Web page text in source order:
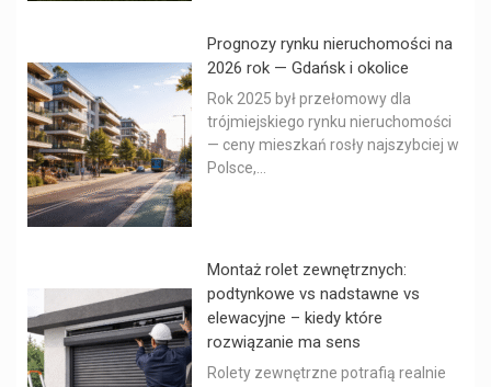
Prognozy rynku nieruchomości na
2026 rok — Gdańsk i okolice
Rok 2025 był przełomowy dla
trójmiejskiego rynku nieruchomości
— ceny mieszkań rosły najszybciej w
Polsce,...
Montaż rolet zewnętrznych:
podtynkowe vs nadstawne vs
elewacyjne – kiedy które
rozwiązanie ma sens
Rolety zewnętrzne potrafią realnie